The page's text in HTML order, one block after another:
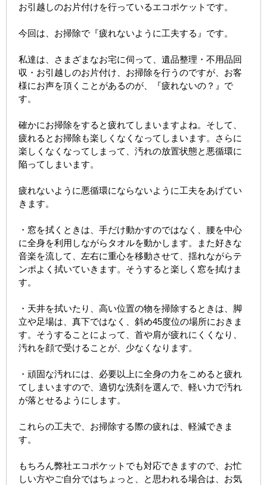
お引越しのお片付けを行っているエコポケットです。
今回は、お掃除で『疲れないように工夫する』です。
私達は、さまざまなお宅に伺って、遺品整理・不用品回
収・お引越しのお片付け、お掃除を行うのですが、お客
様にお声を頂くことがあるのが、『疲れないの？』で
す。
確かにお掃除をすると疲れてしまいますよね。そして、
疲れるとお掃除も楽しくなくなってしまいます。さらに
楽しくなくなってしまって、汚れの放置状態と悪循環に
陥ってしまいます。
疲れないように悪循環にならないように工夫をあげてい
きます。
・窓を拭くときは、手だけ動かすのではなく、腰を中心
に全身を利用しながらタオルを動かします。また好きな
音楽を流して、左右に重心を移動させて、揺れながらテ
ンポよく拭いていきます。そうすると楽しく窓を拭けま
す。
・天井を拭いたり、高い位置の物を掃除するときは、脚
立や足場は、真下ではなく、斜め45度位の場所におきま
す。そうすることによって、首や肩が疲れにくくなり、
汚れを顔で受けることが、少なくなります。
・頑固な汚れには、必要以上に全身の力をこめると疲れ
てしまいますので、適切な洗剤を選んで、軽い力で汚れ
が落とせるようにします。
これらの工夫で、お掃除する際の疲れは、軽減できま
す。
もちろん弊社エコポケットでも対応できますので、お忙
しい方やご自分ではちょっと、と思われる場合は、お気